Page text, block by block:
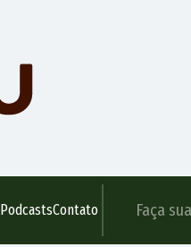
PodcastsContato